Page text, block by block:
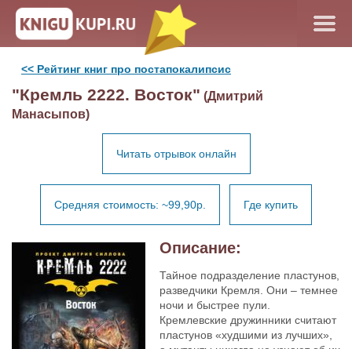
<< Рейтинг книг про постапокалипсис
"Кремль 2222. Восток" (Дмитрий
Манасыпов)
Читать отрывок онлайн
Средняя стоимость: ~99,90р. Где купить
Описание:
Тайное подразделение пластунов,
разведчики Кремля. Они – темнее
ночи и быстрее пули.
Кремлевские дружинники считают
пластунов «худшими из лучших»,